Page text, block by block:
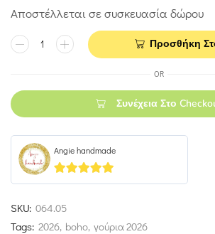
Αποστέλλεται σε συσκευασία δώρου
Προσθήκη
OR
Συνέχεια Στο
Angie handmade
5out of 5
SKU: 064.05
Tags: 2026, boho, γούρια 2026